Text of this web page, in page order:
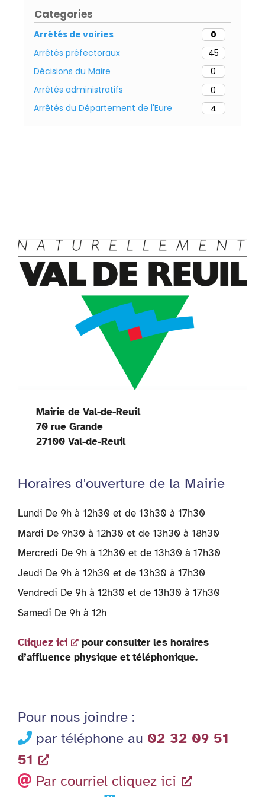
Categories
Arrêtés de voiries
0
Arrêtés préfectoraux
45
Décisions du Maire
0
Arrêtés administratifs
0
Arrêtés du Département de l'Eure
4
Mairie de Val-de-Reuil
70 rue Grande
27100 Val-de-Reuil
Horaires d'ouverture de la Mairie
Lundi De 9h à 12h30 et de 13h30 à 17h30
Mardi De 9h30 à 12h30 et de 13h30 à 18h30
Mercredi De 9h à 12h30 et de 13h30 à 17h30
Jeudi De 9h à 12h30 et de 13h30 à 17h30
Vendredi De 9h à 12h30 et de 13h30 à 17h30
Samedi De 9h à 12h
Cliquez ici
pour consulter les horaires
d’affluence physique et téléphonique.
Pour nous joindre :
par téléphone au 02 32 09 51
51
Par courriel cliquez ici